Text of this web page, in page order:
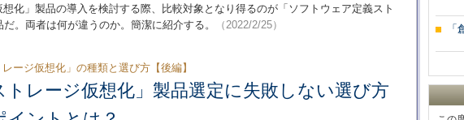
化」製品の導入を検討する際、比較対象となり得るのが「ソフトウェア定義スト
。両者は何が違うのか。簡潔に紹介する。
（2022/2/25）
レージ仮想化」の種類と選び方【後編】
トレージ仮想化」製品選定に失敗しない選び方